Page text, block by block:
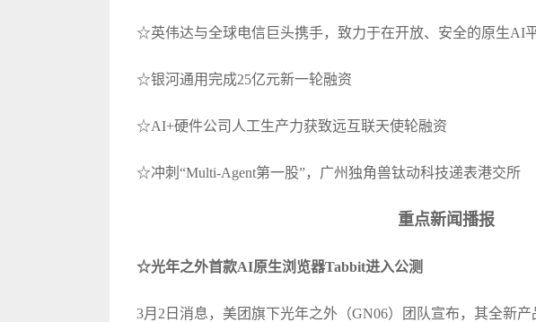
☆英伟达与全球电信巨头携手，致力于在开放、安全的原生AI
☆银河通用完成25亿元新一轮融资
☆AI+硬件公司人工生产力获致远互联天使轮融资
☆冲刺“Multi-Agent第一股”，广州独角兽钛动科技递表港交所
重点新闻播报
☆光年之外首款AI原生浏览器Tabbit进入公测
3月2日消息，美团旗下光年之外（GN06）团队宣布，其全新